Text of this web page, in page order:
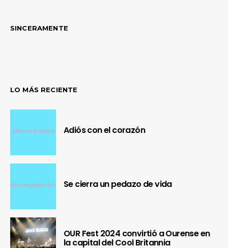
SINCERAMENTE
LO MÁS RECIENTE
Adiós con el corazón
Se cierra un pedazo de vida
OUR Fest 2024 convirtió a Ourense en
la capital del Cool Britannia